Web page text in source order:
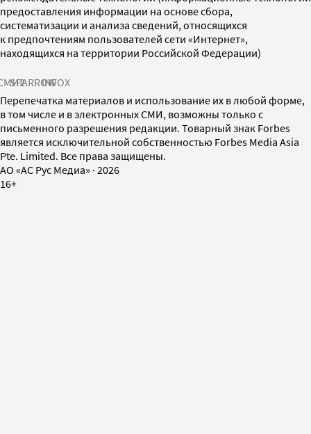
предоставления информации на основе сбора,
систематизации и анализа сведений, относящихся
к предпочтениям пользователей сети «Интернет»,
находящихся на территории Российской Федерации)
SPARROWINFOX
Перепечатка материалов и использование их в любой форме,
в том числе и в электронных СМИ, возможны только с
письменного разрешения редакции. Товарный знак Forbes
является исключительной собственностью Forbes Media Asia
Pte. Limited. Все права защищены.
AO «АС Рус Медиа» · 2026
16+